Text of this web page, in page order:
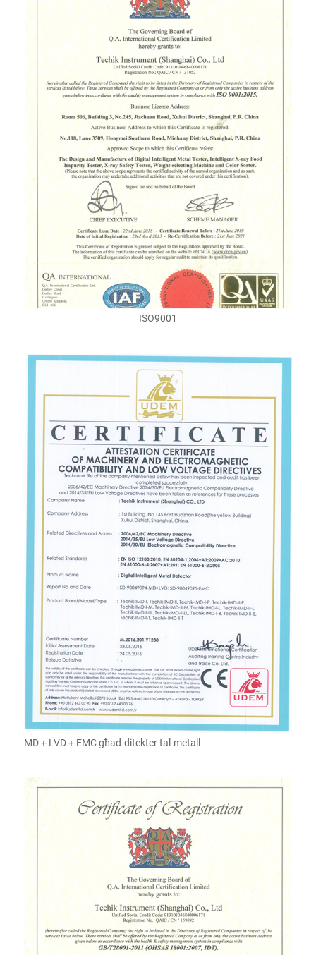
ISO9001
MD + LVD + EMC għad-ditekter tal-metall